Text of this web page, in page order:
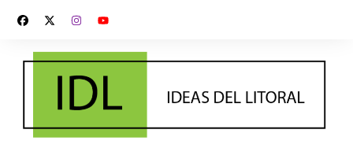
contenido